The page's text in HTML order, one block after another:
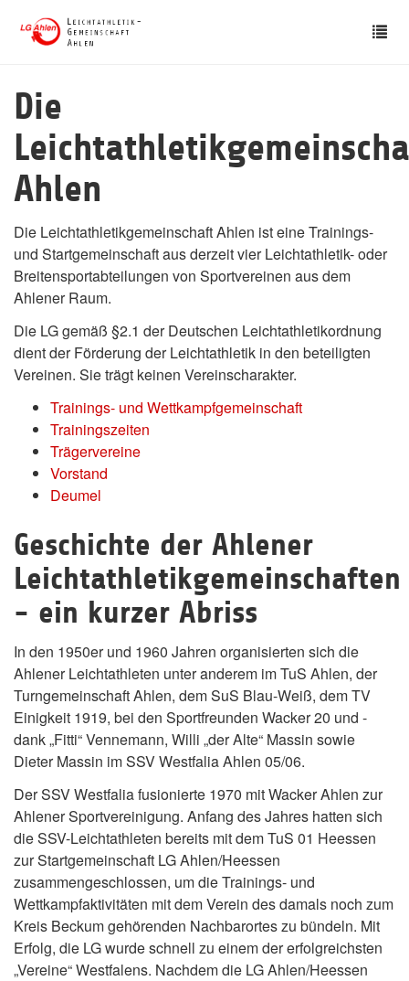
Die
Ahlen
Die Leichtathletikgemeinschaft Ahlen ist eine Trainings-
und Startgemeinschaft aus derzeit vier Leichtathletik- oder
Breitensportabteilungen von Sportvereinen aus dem
Ahlener Raum.
Die LG gemäß §2.1 der Deutschen Leichtathletikordnung
dient der Förderung der Leichtathletik in den beteiligten
Vereinen. Sie trägt keinen Vereinscharakter.
Trainings- und Wettkampfgemeinschaft
Trainingszeiten
Trägervereine
Vorstand
Deumel
Geschichte der Ahlener
Leichtathletikgemeinschaften
- ein kurzer Abriss
In den 1950er und 1960 Jahren organisierten sich die
Ahlener Leichtathleten unter anderem im TuS Ahlen, der
Turngemeinschaft Ahlen, dem SuS Blau-Weiß, dem TV
Einigkeit 1919, bei den Sportfreunden Wacker 20 und -
dank „Fitti“ Vennemann, Willi „der Alte“ Massin sowie
Dieter Massin im SSV Westfalia Ahlen 05/06.
Der SSV Westfalia fusionierte 1970 mit Wacker Ahlen zur
Ahlener Sportvereinigung. Anfang des Jahres hatten sich
die SSV-Leichtathleten bereits mit dem TuS 01 Heessen
zur Startgemeinschaft LG Ahlen/Heessen
zusammengeschlossen, um die Trainings- und
Wettkampfaktivitäten mit dem Verein des damals noch zum
Kreis Beckum gehörenden Nachbarortes zu bündeln. Mit
Erfolg, die LG wurde schnell zu einem der erfolgreichsten
„Vereine“ Westfalens. Nachdem die LG Ahlen/Heessen